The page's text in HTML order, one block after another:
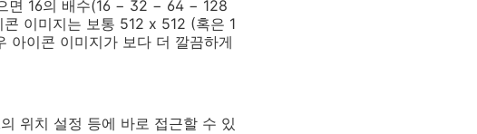
면 16의 배수(16 − 32 − 64 − 128
이미지는 보통 512 x 512 (혹은 1
아이콘 이미지가 보다 더 깔끔하게
위치 설정 등에 바로 접근할 수 있